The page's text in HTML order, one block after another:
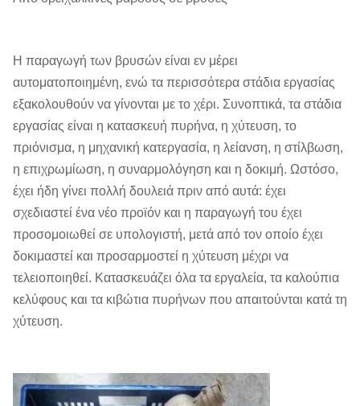
Η παραγωγή των βρυσών είναι εν μέρει
αυτοματοποιημένη, ενώ τα περισσότερα στάδια εργασίας
εξακολουθούν να γίνονται με το χέρι. Συνοπτικά, τα στάδια
εργασίας είναι η κατασκευή πυρήνα, η χύτευση, το
πριόνισμα, η μηχανική κατεργασία, η λείανση, η στίλβωση,
η επιχρωμίωση, η συναρμολόγηση και η δοκιμή. Ωστόσο,
έχει ήδη γίνει πολλή δουλειά πριν από αυτά: έχει
σχεδιαστεί ένα νέο προϊόν και η παραγωγή του έχει
προσομοιωθεί σε υπολογιστή, μετά από τον οποίο έχει
δοκιμαστεί και προσαρμοστεί η χύτευση μέχρι να
τελειοποιηθεί. Κατασκευάζει όλα τα εργαλεία, τα καλούπια
κελύφους και τα κιβώτια πυρήνων που απαιτούνται κατά τη
χύτευση.